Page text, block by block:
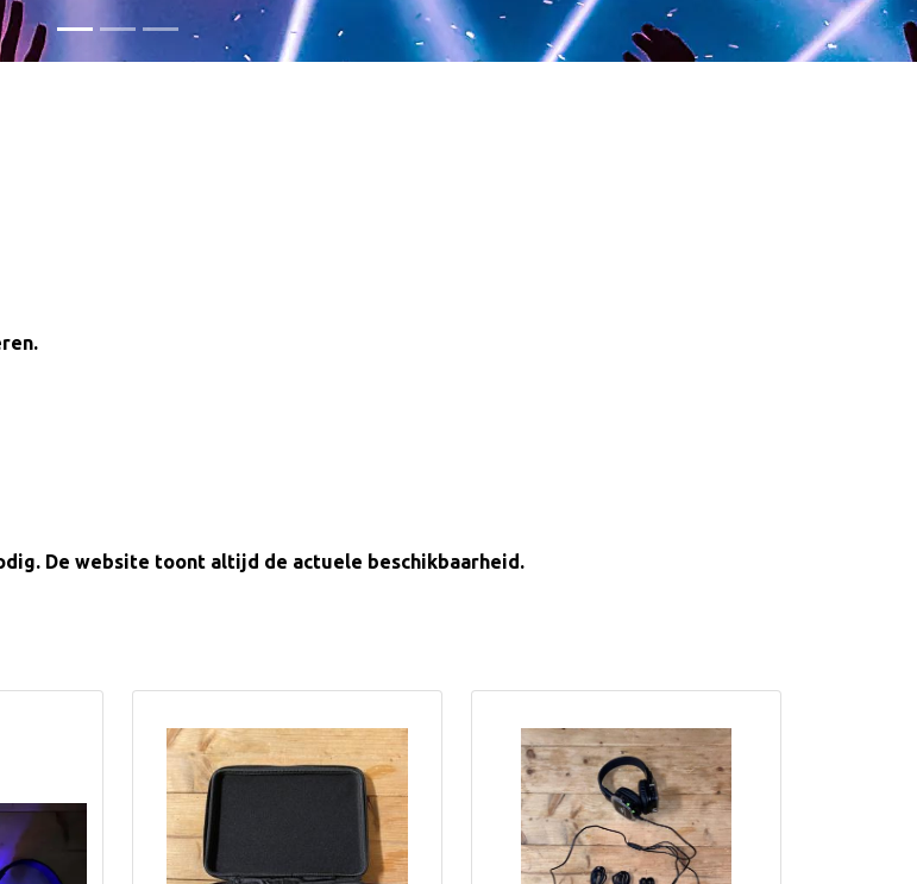
De website toont altijd de actuele beschikbaarheid.